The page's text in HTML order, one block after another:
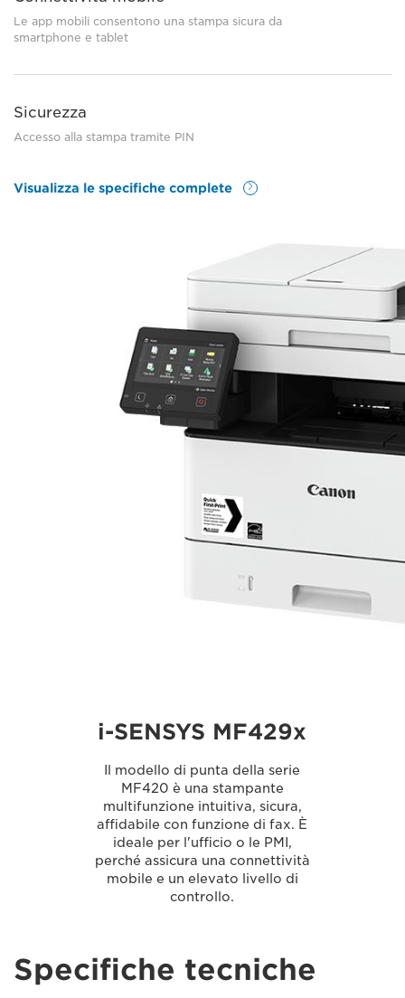
Le app mobili consentono una stampa sicura da
smartphone e tablet
Sicurezza
Accesso alla stampa tramite PIN
Visualizza le specifiche complete
i-SENSYS MF429x
Il modello di punta della serie
MF420 è una stampante
multifunzione intuitiva, sicura,
affidabile con funzione di fax. È
ideale per l'ufficio o le PMI,
perché assicura una connettività
mobile e un elevato livello di
controllo.
Specifiche tecniche